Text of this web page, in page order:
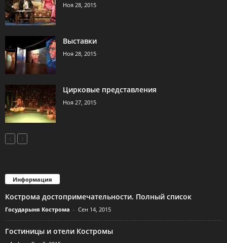
Ноя 28, 2015
Выставки
Ноя 28, 2015
Цирковые представления
Ноя 27, 2015
Информация
Кострома достопримечательности. Полный список
Государыня Кострома - Сен 14, 2015
Гостиницы и отели Костромы